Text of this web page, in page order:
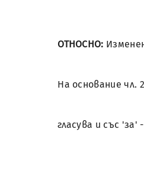
ОТНОСНО:
На основание чл.
гласува и със